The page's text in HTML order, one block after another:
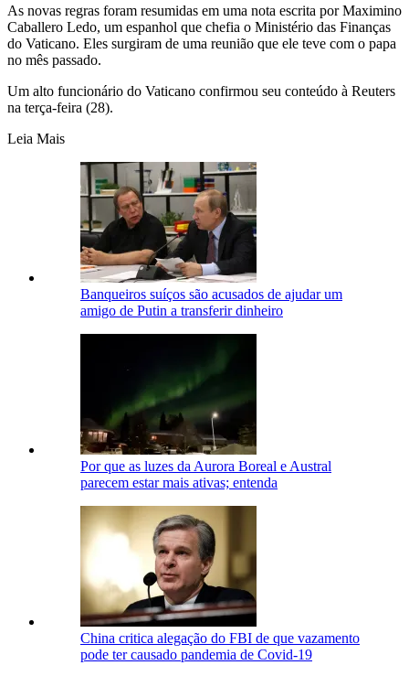
As novas regras foram resumidas em uma nota escrita por Maximino
Caballero Ledo, um espanhol que chefia o Ministério das Finanças
do Vaticano. Eles surgiram de uma reunião que ele teve com o papa
no mês passado.
Um alto funcionário do Vaticano confirmou seu conteúdo à Reuters
na terça-feira (28).
Leia Mais
Banqueiros suíços são acusados de ajudar um
amigo de Putin a transferir dinheiro
Por que as luzes da Aurora Boreal e Austral
parecem estar mais ativas; entenda
China critica alegação do FBI de que vazamento
pode ter causado pandemia de Covid-19